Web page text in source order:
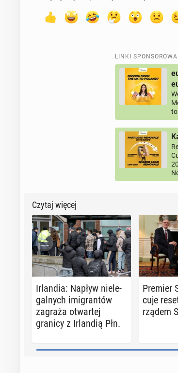
LINKI
to
Czytaj więcej
Ir­lan­dia: Napływ nie­le­
gal­nych imi­gran­tów
zagraża otwar­tej
granicy z Ir­lan­dią Płn.
Premier
cu­je
rządem